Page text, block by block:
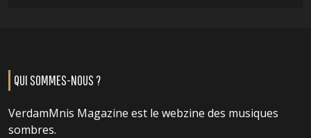
QUI SOMMES-NOUS ?
VerdamMnis Magazine est le webzine des musiques
sombres.